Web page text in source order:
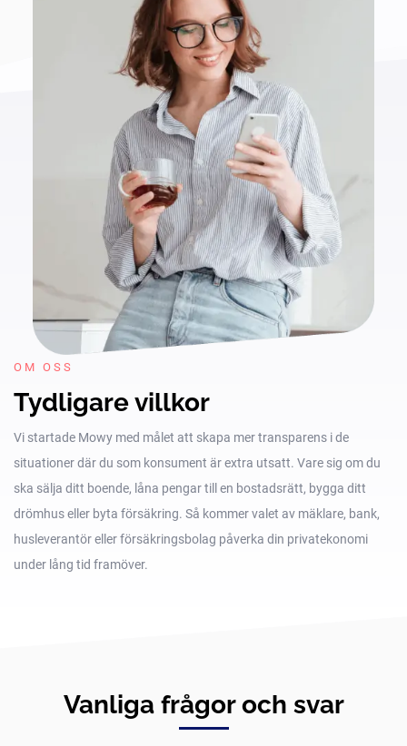
OM OSS
Tydligare villkor
Vi startade Mowy med målet att skapa mer transparens i de
situationer där du som konsument är extra utsatt. Vare sig om du
ska sälja ditt boende, låna pengar till en bostadsrätt, bygga ditt
drömhus eller byta försäkring. Så kommer valet av mäklare, bank,
husleverantör eller försäkringsbolag påverka din privatekonomi
under lång tid framöver.
Vanliga frågor och svar